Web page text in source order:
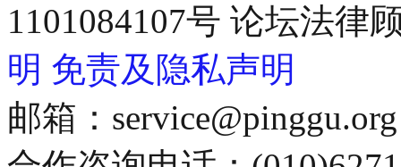
1101084107号 论坛法律
明 免责及隐私声明
邮箱：service@pinggu.org